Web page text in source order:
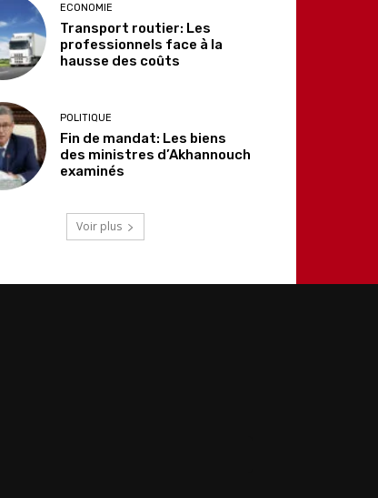
ECONOMIE
Transport routier: Les
professionnels face à la
hausse des coûts
POLITIQUE
Fin de mandat: Les biens
des ministres d’Akhannouch
examinés
Voir plus